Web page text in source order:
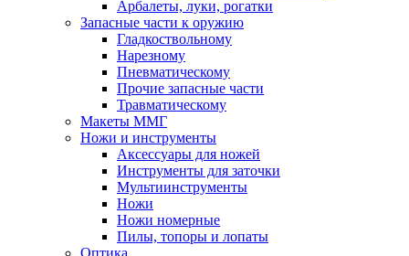
Арбалеты, луки, рогатки
Запасные части к оружию
Гладкоствольному
Нарезному
Пневматическому
Прочие запасные части
Травматическому
Макеты ММГ
Ножи и инструменты
Аксессуары для ножей
Инструменты для заточки
Мультиинструменты
Ножи
Ножи номерные
Пилы, топоры и лопаты
Оптика